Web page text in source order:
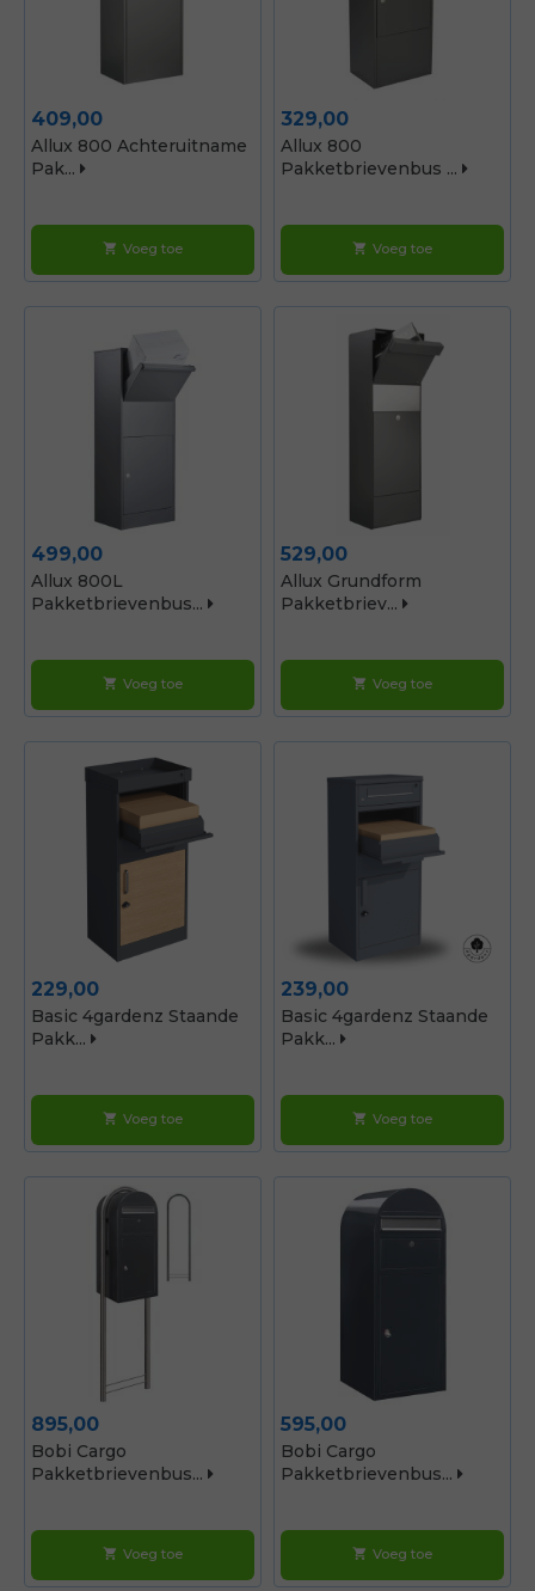
Prijs
409,00
Allux 800 Achteruitname
Pak...
shopping_cart Voeg toe
Prijs
329,00
Allux 800
Pakketbrievenbus ...
shopping_cart Voeg toe
Prijs
499,00
Allux 800L
Pakketbrievenbus...
shopping_cart Voeg toe
Prijs
529,00
Allux Grundform
Pakketbriev...
shopping_cart Voeg toe
Prijs
229,00
Basic 4gardenz Staande
Pakk...
shopping_cart Voeg toe
Prijs
239,00
Basic 4gardenz Staande
Pakk...
shopping_cart Voeg toe
Prijs
895,00
Bobi Cargo
Pakketbrievenbus...
shopping_cart Voeg toe
Prijs
595,00
Bobi Cargo
Pakketbrievenbus...
shopping_cart Voeg toe